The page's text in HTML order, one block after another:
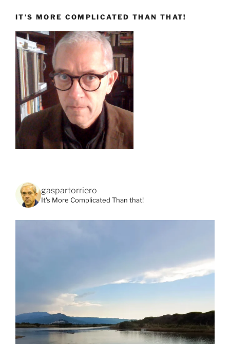
IT’S MORE COMPLICATED THAN THAT!
gaspartorriero
It's More Complicated Than that!